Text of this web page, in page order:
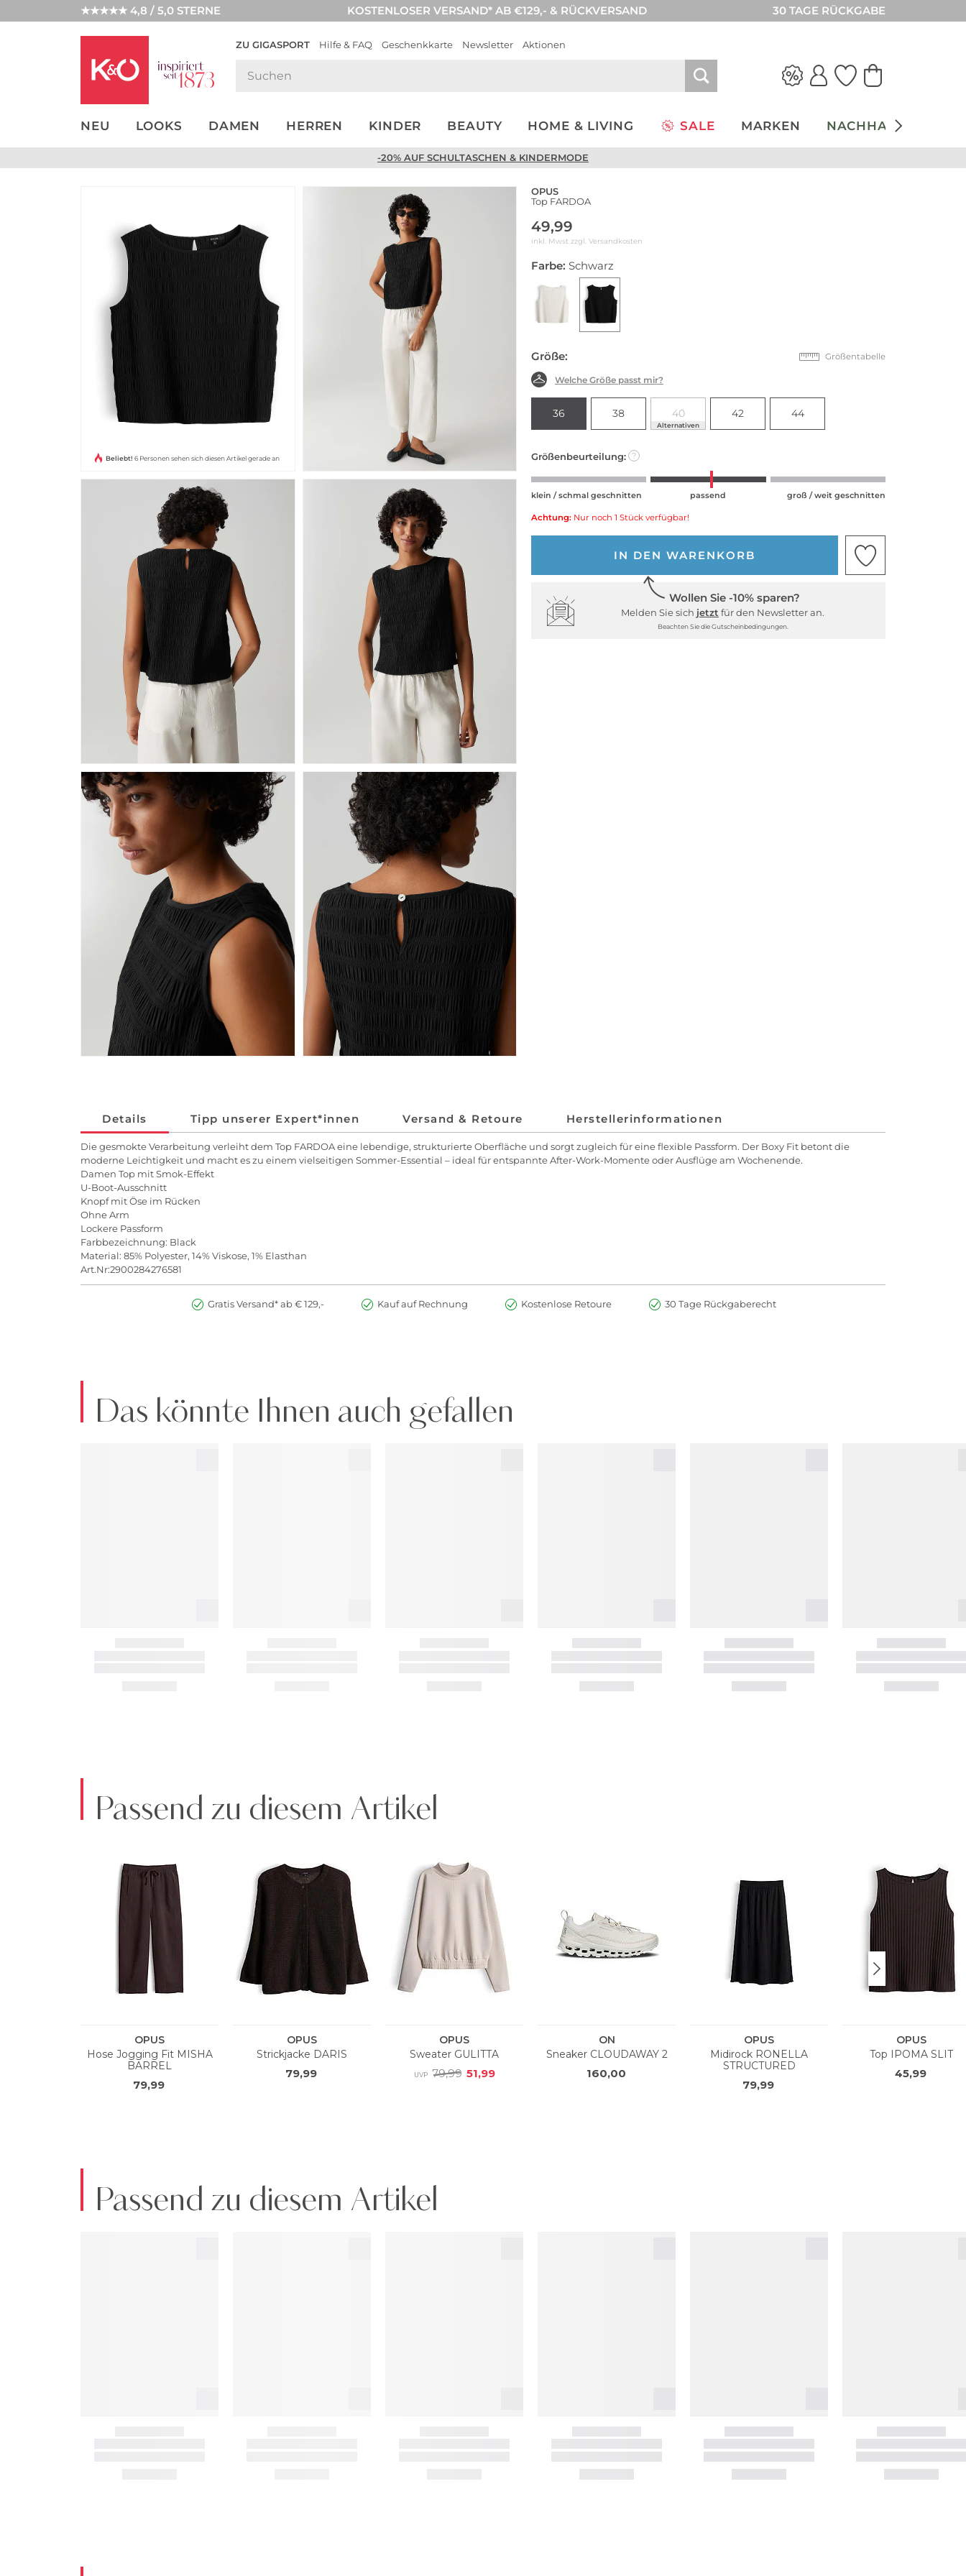
★★★★★ 4,8 / 5,0 STERNE KOSTENLOSER VERSAND* AB €129,- & RÜCKVERSAND 30 TAGE RÜCKGABE
ZU GIGASPORT Hilfe & FAQ Geschenkkarte Newsletter Aktionen
NEU LOOKS DAMEN HERREN KINDER BEAUTY HOME & LIVING SALE MARKEN NACHHALTIGKEIT
NEW IN
WEDDING
-20% AUF SCHULTASCHEN & KINDERMODE
Beliebt! 6 Personen sehen sich diesen Artikel gerade an
OPUS
Top FARDOA
49,99
inkl. Mwst zzgl. Versandkosten
Farbe: Schwarz
Größe: Größentabelle
Welche Größe passt mir?
36 38 40
Alternativen
42 44
Größenbeurteilung: ?
klein / schmal geschnitten passend groß / weit geschnitten
Achtung: Nur noch 1 Stück verfügbar!
IN DEN WARENKORB
Wollen Sie -10% sparen?
Melden Sie sich jetzt für den Newsletter an.
Beachten Sie die Gutscheinbedingungen.
Details Tipp unserer Expert*innen Versand & Retoure Herstellerinformationen
Die gesmokte Verarbeitung verleiht dem Top FARDOA eine lebendige, strukturierte Oberfläche und sorgt zugleich für eine flexible Passform. Der Boxy Fit betont die
moderne Leichtigkeit und macht es zu einem vielseitigen Sommer-Essential – ideal für entspannte After-Work-Momente oder Ausflüge am Wochenende.
Damen Top mit Smok-Effekt
U-Boot-Ausschnitt
Knopf mit Öse im Rücken
Ohne Arm
Lockere Passform
Farbbezeichnung: Black
Material: 85% Polyester, 14% Viskose, 1% Elasthan
Art.Nr:2900284276581
Gratis Versand* ab € 129,- Kauf auf Rechnung Kostenlose Retoure 30 Tage Rückgaberecht
Das könnte Ihnen auch gefallen
Passend zu diesem Artikel
Passend zu diesem Artikel